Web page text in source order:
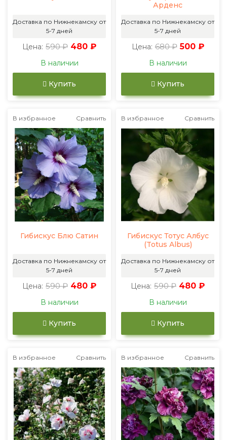
Доставка по Нижнекамску от
5-7 дней
Цена: 590 ₽ 480 ₽
В наличии
Купить
Арденс
Доставка по Нижнекамску от
5-7 дней
Цена: 680 ₽ 500 ₽
В наличии
Купить
В избранное Сравнить
Гибискус Блю Сатин
Доставка по Нижнекамску от
5-7 дней
Цена: 590 ₽ 480 ₽
В наличии
Купить
В избранное Сравнить
Гибискус Тотус Албус
(Totus Albus)
Доставка по Нижнекамску от
5-7 дней
Цена: 590 ₽ 480 ₽
В наличии
Купить
В избранное Сравнить В избранное Сравнить